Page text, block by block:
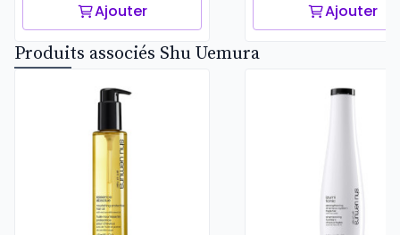
Ajouter Ajouter
Produits associés Shu Uemura